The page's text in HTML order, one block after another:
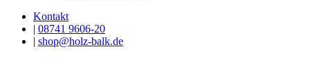
Kontakt
| 08741 9606-20
| shop@holz-balk.de